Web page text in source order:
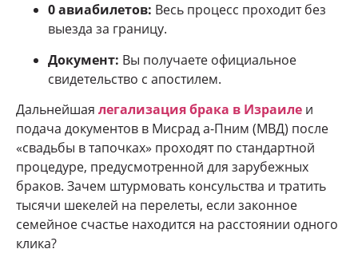
0 авиабилетов: Весь процесс проходит без
выезда за границу.
Документ: Вы получаете официальное
свидетельство с апостилем.
Дальнейшая легализация брака в Израиле и
подача документов в Мисрад а-Пним (МВД) после
«свадьбы в тапочках» проходят по стандартной
процедуре, предусмотренной для зарубежных
браков. Зачем штурмовать консульства и тратить
тысячи шекелей на перелеты, если законное
семейное счастье находится на расстоянии одного
клика?